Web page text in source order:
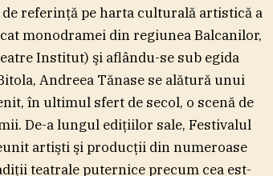
referinţă pe harta culturală artistică a
monodramei din regiunea Balcanilor,
Institut) şi aflându-se sub egida
Andreea Tănase se alătură unui
în ultimul sfert de secol, o scenă de
De-a lungul ediţiilor sale, Festivalul
artişti şi producţii din numeroase
teatrale puternice precum cea est-